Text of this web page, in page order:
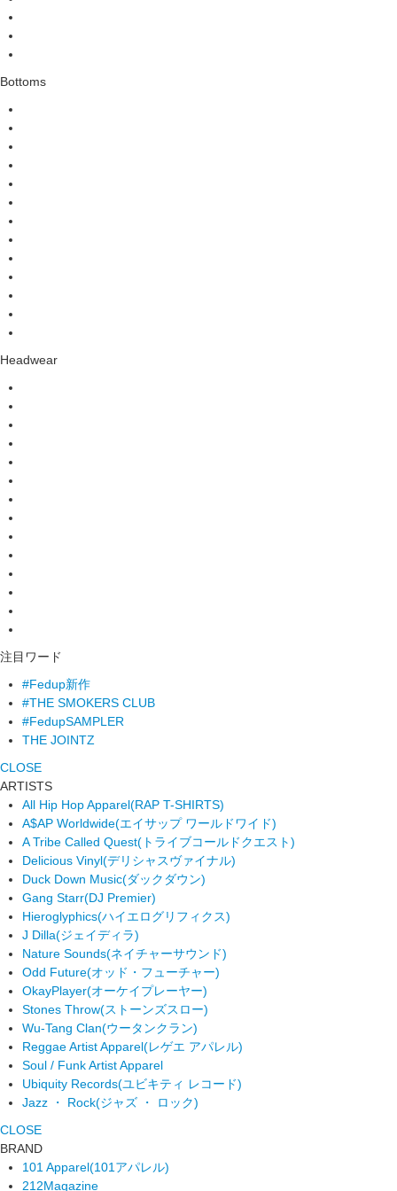
Bottoms
Headwear
注目ワード
#Fedup新作
#THE SMOKERS CLUB
#FedupSAMPLER
THE JOINTZ
CLOSE
ARTISTS
All Hip Hop Apparel(RAP T-SHIRTS)
A$AP Worldwide(エイサップ ワールドワイド)
A Tribe Called Quest(トライブコールドクエスト)
Delicious Vinyl(デリシャスヴァイナル)
Duck Down Music(ダックダウン)
Gang Starr(DJ Premier)
Hieroglyphics(ハイエログリフィクス)
J Dilla(ジェイディラ)
Nature Sounds(ネイチャーサウンド)
Odd Future(オッド・フューチャー)
OkayPlayer(オーケイプレーヤー)
Stones Throw(ストーンズスロー)
Wu-Tang Clan(ウータンクラン)
Reggae Artist Apparel(レゲエ アパレル)
Soul / Funk Artist Apparel
Ubiquity Records(ユビキティ レコード)
Jazz ・ Rock(ジャズ ・ ロック)
CLOSE
BRAND
101 Apparel(101アパレル)
212Magazine